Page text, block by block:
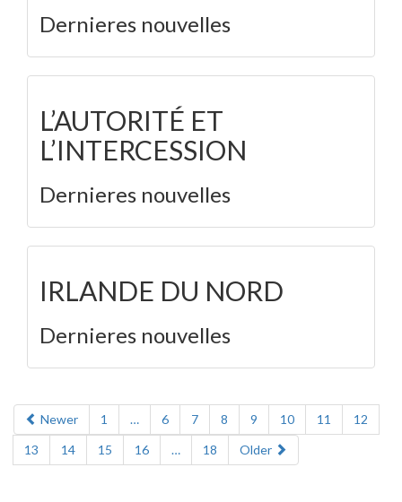
Dernieres nouvelles
L’AUTORITÉ ET
L’INTERCESSION
Dernieres nouvelles
IRLANDE DU NORD
Dernieres nouvelles
Newer 1 … 6 7 8 9 10 11
12
13
14 15 16 … 18 Older